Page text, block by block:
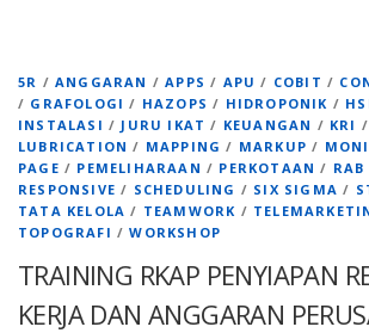
5R /ANGGARAN /APPS / APU / COBIT /
/ GRAFOLOGI / HAZOPS / HIDROPONIK /
INSTALASI / JURU IKAT / KEUANGAN / KRI /
LUBRICATION / MAPPING / MARKUP /
PAGE / PEMELIHARAAN / PERKOTAAN / RAB
RESPONSIVE / SCHEDULING / SIX SIGMA /
TATA KELOLA / TEAMWORK /
TOPOGRAFI /WORKSHOP
TRAINING RKAP PENYIAPAN
KERJA DAN ANGGARAN